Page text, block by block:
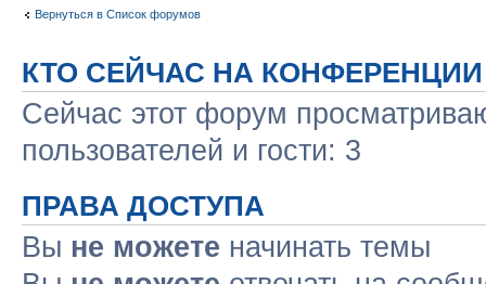
Вернуться в Список форумов
КТО СЕЙЧАС НА КОНФЕРЕНЦИИ
Сейчас этот форум
пользователей и гости: 3
ПРАВА ДОСТУПА
Вы не можете начинать темы